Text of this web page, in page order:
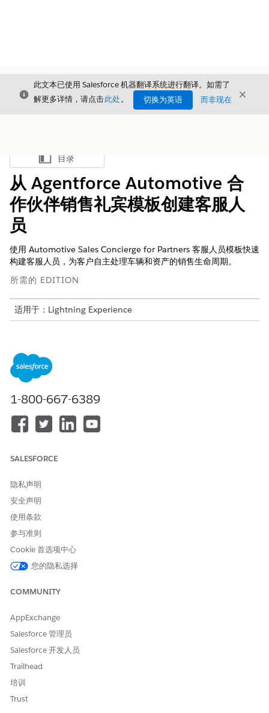
关闭
此文本已使用 Salesforce 机器翻译系统进行翻译。如需了
解更多详情，请点击此处。 切换为英语 而非现在 关闭
显示目录
目录
从 Agentforce Automotive 合
作伙伴销售礼宾模板创建客服人
员
使用 Automotive Sales Concierge for Partners 客服人员模板快速
构建客服人员，为客户自主处理车辆和资产的销售生命周期。
所需的 EDITION
适用于：Lightning Experience
Performance
户拥有 Agentforce for Automotive 加载项，才可以访问操作。
启用 Agentforce。
使用 Automotive Sales Concierge for Partners 模板
人员，并根据您的需要配置设置。
1-800-667-6389
SALESFORCE
隐私声明
安全声明
使用条款
参与准则
Cookie 首选项中心
您的隐私选择
COMMUNITY
AppExchange
Salesforce 管理员
Salesforce 开发人员
Trailhead
培训
Trust